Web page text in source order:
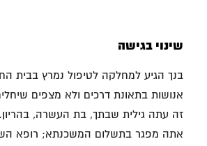
שינוי בגישה
בנך הגיע למחלקה לטיפול נמרץ בבית
אנושות בתאונת דרכים ולא מצפים
זה עתה גילית שבתך, בת העשרה,
אתה מפגר בתשלום המשכנתא; רופא